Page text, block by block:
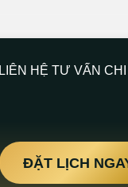
LIÊN HỆ TƯ VẤN
ĐẶT LỊCH